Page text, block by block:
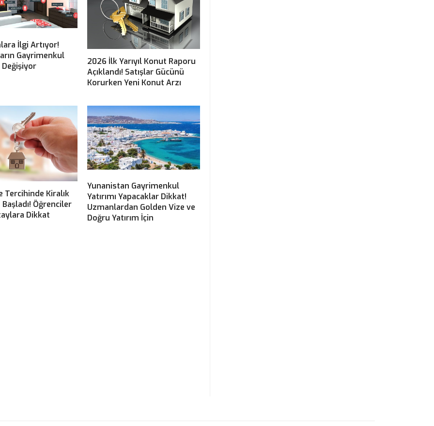
İlgi Artıyor!
Gayrimenkul
2026 İlk Yarıyıl Konut Raporu
Açıklandı! Satışlar Gücünü
Korurken Yeni Konut Arzı
Tercihinde Kiralık
Başladı! Öğrenciler
Dikkat
Yunanistan Gayrimenkul
Yatırımı Yapacaklar Dikkat!
Uzmanlardan Golden Vize ve
Doğru Yatırım İçin